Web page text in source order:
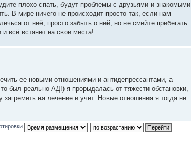
плохо спать, будут проблемы с друзьями и знакомыми
В мире ничего не происходит просто так, если нам
от неё, просто забыть о ней, но не смейте прибегать
всё встанет на свои места!
ее новыми отношениями и антидепрессантами, а
был реально АД!) я прорыдалась от тяжести обстановки,
на лечение и учет. Новые отношения я тогда не